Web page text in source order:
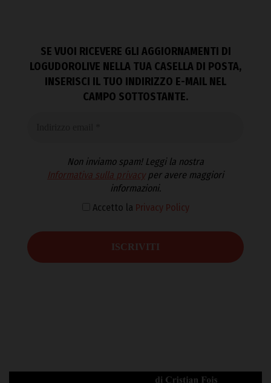
SE VUOI RICEVERE GLI AGGIORNAMENTI DI
LOGUDOROLIVE NELLA TUA CASELLA DI POSTA,
INSERISCI IL TUO INDIRIZZO E-MAIL NEL
CAMPO SOTTOSTANTE.
Non inviamo spam! Leggi la nostra
Informativa sulla privacyper avere maggiori
informazioni.
Accetto la Privacy Policy